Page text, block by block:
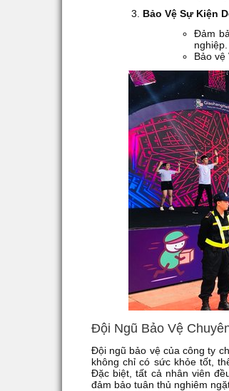
Bảo Vệ Sự Kiện
Đảm
nghiệp.
Bảo vệ
Đội Ngũ Bảo Vệ
Đội ngũ bảo vệ của công ty
không chỉ có sức khỏe tốt,
Đặc biệt, tất cả nhân viên
đảm bảo tuân thủ nghiêm